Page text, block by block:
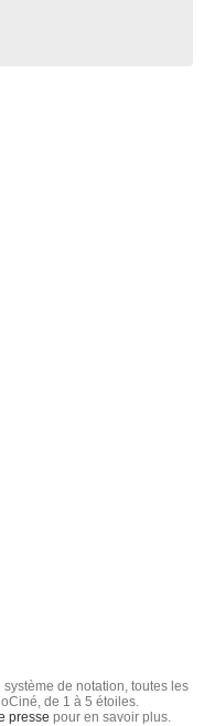
de notation, toutes les
de 1 à 5 étoiles.
presse pour en savoir plus.